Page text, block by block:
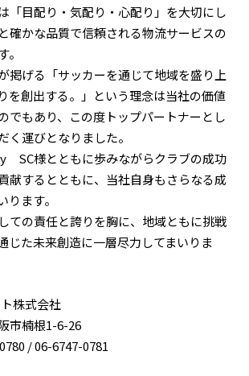
「目配り・気配り・心配り」を大切にし
確かな品質で信頼される物流サービスの
げる「サッカーを通じて地域を盛り上
を創出する。」という理念は当社の価値
でもあり、この度トップパートナーとし
く運びとなりました。
SC様とともに歩みながらクラブの成功
献するとともに、当社自身もさらなる成
ます。
ての責任と誇りを胸に、地域ともに挑戦
じた未来創造に一層尽力してまいりま
株式会社
市楠根1-6-26
/ 06-6747-0781